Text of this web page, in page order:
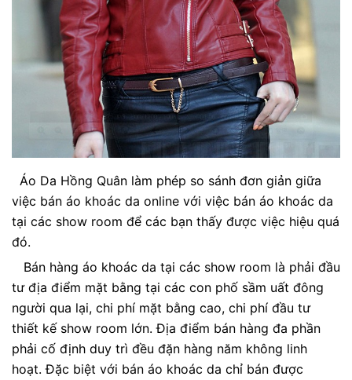
Áo Da Hồng Quân làm phép so sánh đơn giản giữa
việc bán áo khoác da online với việc bán áo khoác da
tại các show room để các bạn thấy được việc hiệu quá
đó.
Bán hàng áo khoác da tại các show room là phải đầu
tư địa điểm mặt bằng tại các con phố sầm uất đông
người qua lại, chi phí mặt bằng cao, chi phí đầu tư
thiết kế show room lớn. Địa điểm bán hàng đa phần
phải cố định duy trì đều đặn hàng năm không linh
hoạt. Đặc biệt với bán áo khoác da chỉ bán được